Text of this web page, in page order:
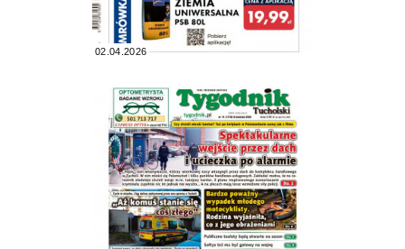
02.04.2026